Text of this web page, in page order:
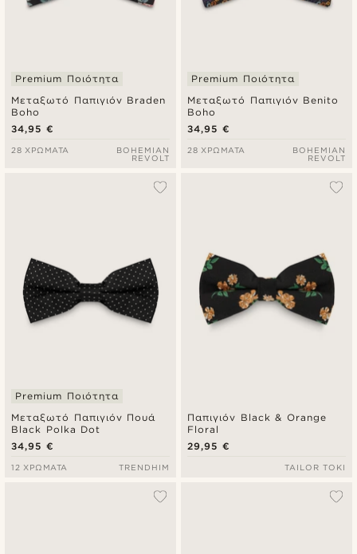
Μεταξωτό Παπιγιόν Braden
Boho
Premium Ποιότητα
34,95 €
28 ΧΡΏΜΑΤΑ
BOHEMIAN
REVOLT
Μεταξωτό Παπιγιόν Benito
Boho
Premium Ποιότητα
34,95 €
28 ΧΡΏΜΑΤΑ
BOHEMIAN
REVOLT
Μεταξωτό Παπιγιόν Πουά
Black Polka Dot
Premium Ποιότητα
34,95 €
12 ΧΡΏΜΑΤΑ TRENDHIM
Παπιγιόν Black & Orange
Floral
29,95 €
TAILOR TOKI